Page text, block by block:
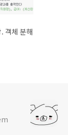
객체 분해